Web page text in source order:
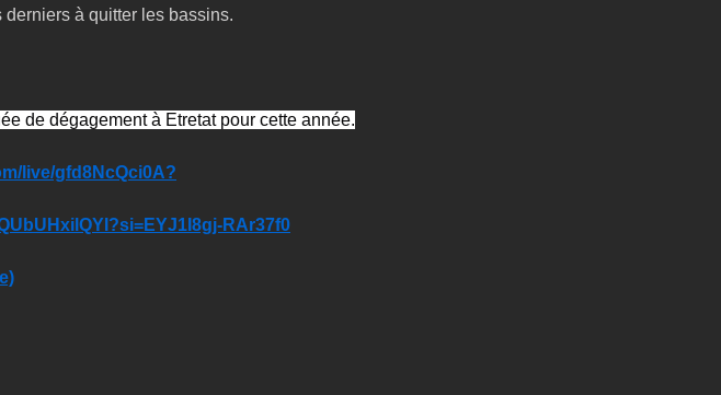
à quitter les bassins.
de dégagement à Etretat pour cette année.
live/gfd8NcQci0A?
RAr37f0